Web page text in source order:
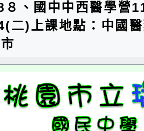
８、國中中西醫學營
二)上課地點：中國